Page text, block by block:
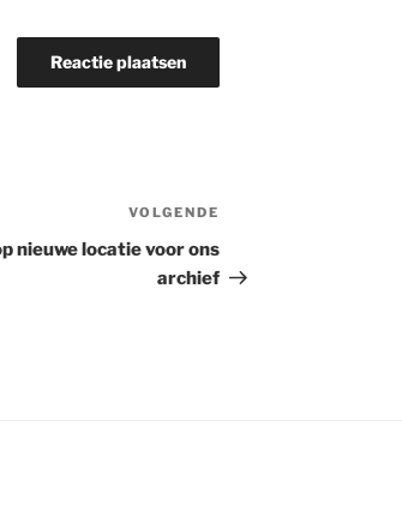
bericht
VOLGENDE
nieuwe locatie voor ons
archief